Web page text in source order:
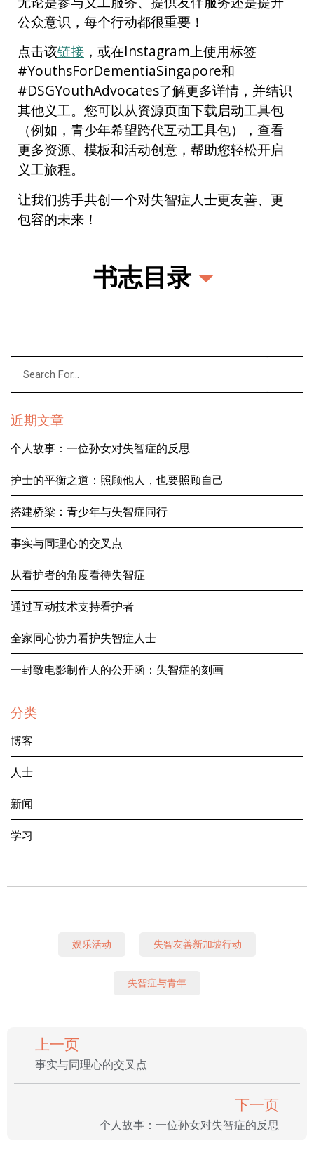
公众意识，每个行动都很重要！
点击该链接 ，或在Instagram上使用标签
#YouthsForDementiaSingapore和
#DSGYouthAdvocates了解更多详情，并结识
其他义工。您可以从资源页面下载启动工具包
（例如，青少年希望跨代互动工具包），查看
更多资源、模板和活动创意，帮助您轻松开启
义工旅程。
让我们携手共创一个对失智症人士更友善、更
包容的未来！
书志目录
近期文章
个人故事：一位孙女对失智症的反思
护士的平衡之道：照顾他人，也要照顾自己
搭建桥梁：青少年与失智症同行
事实与同理心的交叉点
从看护者的角度看待失智症
通过互动技术支持看护者
全家同心协力看护失智症人士
一封致电影制作人的公开函：失智症的刻画
分类
博客
人士
新闻
学习
娱乐活动 失智友善新加坡行动
失智症与青年
上一页
事实与同理心的交叉点
下一页
个人故事：一位孙女对失智症的反思